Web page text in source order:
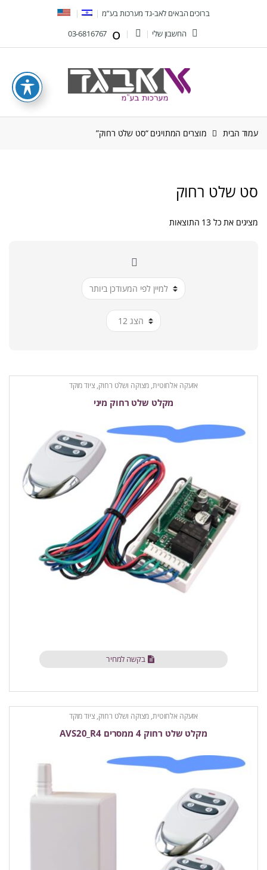
ברוכים הבאים לאב-גד מערכות בע”מ
החשבון שלי
עמוד הבית מוצרים המתויגים “סט שלט רחוק”
סט שלט רחוק
מציגים את כל ⁦13⁩ התוצאות
ממוין
ביותר
אזעקה אלחוטית, מצוקה ושלט רחוק, ציוד מוקד
מקלט שלט רחוק מיני
בקשה למחיר
אזעקה אלחוטית, מצוקה ושלט רחוק, ציוד מוקד
מקלט שלט רחוק 4 ממסרים AVS20_R4